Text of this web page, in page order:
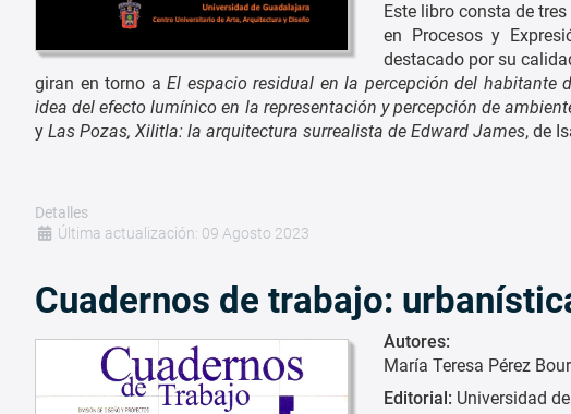
Este libro consta de
en Procesos y
destacado por su
giran en torno aEl espacio residual en la percepción del habitante
idea del efecto lumínico en la representación y percepción de
y Las Pozas, Xilitla: la arquitectura surrealista de Edward James, de
Detalles
Última actualización: 09 Agosto 2023
Cuadernos de trabajo:
Autores:
María Teresa Pérez
Editorial: Universidad